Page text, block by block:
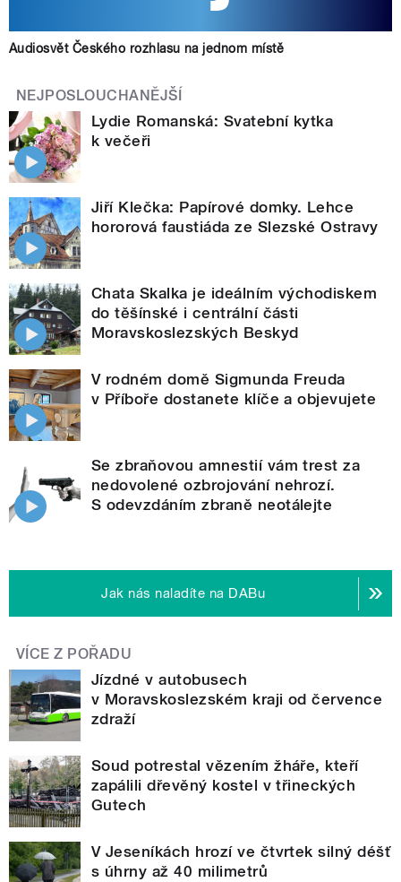
Audiosvět Českého rozhlasu na jednom místě
NEJPOSLOUCHANĚJŠÍ
Lydie Romanská: Svatební kytka
k večeři
Jiří Klečka: Papírové domky. Lehce
hororová faustiáda ze Slezské Ostravy
Chata Skalka je ideálním východiskem
do těšínské i centrální části
Moravskoslezských Beskyd
V rodném domě Sigmunda Freuda
v Příboře dostanete klíče a objevujete
Se zbraňovou amnestií vám trest za
nedovolené ozbrojování nehrozí.
S odevzdáním zbraně neotálejte
Jak nás naladíte na DABu
VÍCE Z POŘADU
Jízdné v autobusech
v Moravskoslezském kraji od července
zdraží
Soud potrestal vězením žháře, kteří
zapálili dřevěný kostel v třineckých
Gutech
V Jeseníkách hrozí ve čtvrtek silný déšť
s úhrny až 40 milimetrů